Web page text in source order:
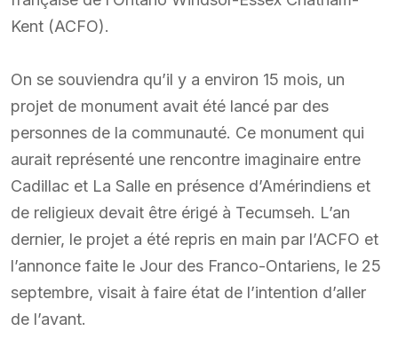
Kent (ACFO).
On se souviendra qu’il y a environ 15 mois, un
projet de monument avait été lancé par des
personnes de la communauté. Ce monument qui
aurait représenté une rencontre imaginaire entre
Cadillac et La Salle en présence d’Amérindiens et
de religieux devait être érigé à Tecumseh. L’an
dernier, le projet a été repris en main par l’ACFO et
l’annonce faite le Jour des Franco-Ontariens, le 25
septembre, visait à faire état de l’intention d’aller
de l’avant.